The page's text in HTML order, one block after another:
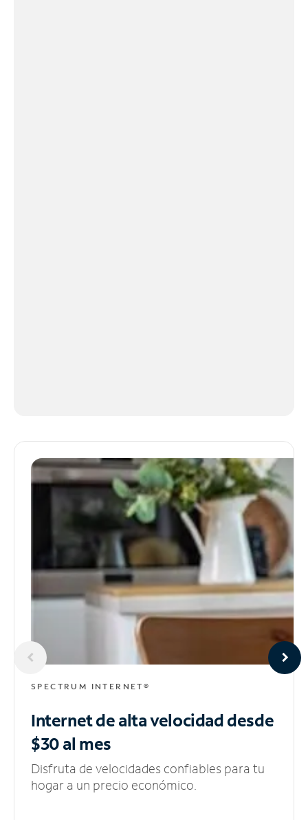
SPECTRUM INTERNET®
Internet de alta velocidaddesde
$30 al mes
Disfruta de velocidades confiables para tu
hogar a un precio económico.